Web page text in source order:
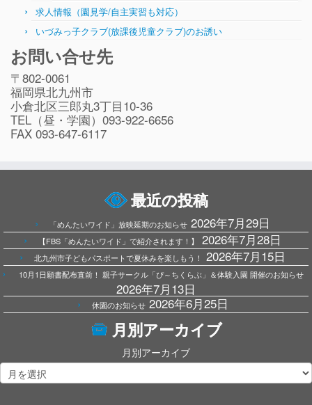
求人情報（園見学/自主実習も対応）
いづみっ子クラブ(放課後児童クラブ)のお誘い
お問い合せ先
〒802-0061
福岡県北九州市
小倉北区三郎丸3丁目10-36
TEL（昼・学園）093-922-6656
FAX 093-647-6117
最近の投稿
「めんたいワイド」放映延期のお知らせ 2026年7月29日
【FBS「めんたいワイド」で紹介されます！】 2026年7月28日
北九州市子どもパスポートで夏休みを楽しもう！ 2026年7月15日
10月1日願書配布直前！ 親子サークル「ぴ～ちくらぶ」＆体験入園 開催のお知らせ
2026年7月13日
休園のお知らせ 2026年6月25日
月別アーカイブ
月別アーカイブ